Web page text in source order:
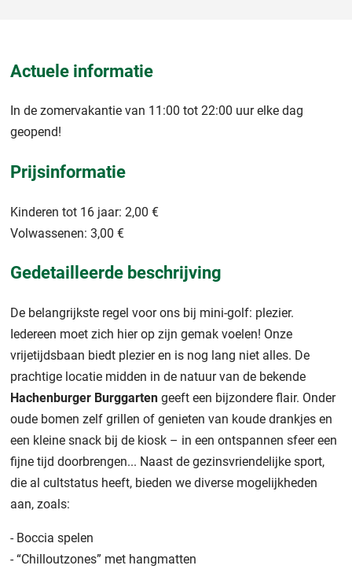
Actuele informatie
In de zomervakantie van 11:00 tot 22:00 uur elke dag
geopend!
Prijsinformatie
Kinderen tot 16 jaar: 2,00 €
Volwassenen: 3,00 €
Gedetailleerde beschrijving
De belangrijkste regel voor ons bij mini-golf: plezier.
Iedereen moet zich hier op zijn gemak voelen! Onze
vrijetijdsbaan biedt plezier en is nog lang niet alles. De
prachtige locatie midden in de natuur van de bekende
Hachenburger Burggarten geeft een bijzondere flair. Onder
oude bomen zelf grillen of genieten van koude drankjes en
een kleine snack bij de kiosk – in een ontspannen sfeer een
fijne tijd doorbrengen... Naast de gezinsvriendelijke sport,
die al cultstatus heeft, bieden we diverse mogelijkheden
aan, zoals:
- Boccia spelen
- “Chilloutzones” met hangmatten